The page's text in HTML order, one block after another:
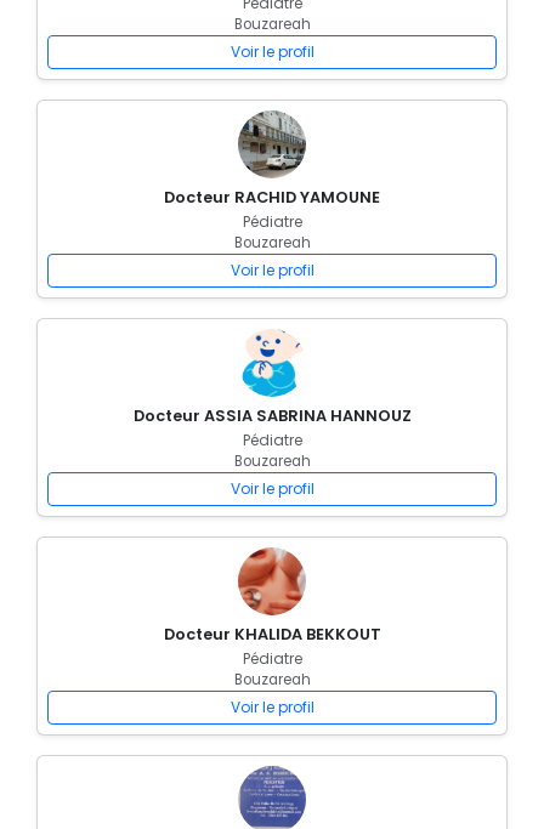
Bouzareah
Voir le profil
Docteur RACHID YAMOUNE
Pédiatre
Bouzareah
Voir le profil
Docteur ASSIA SABRINA HANNOUZ
Pédiatre
Bouzareah
Voir le profil
Docteur KHALIDA BEKKOUT
Pédiatre
Bouzareah
Voir le profil